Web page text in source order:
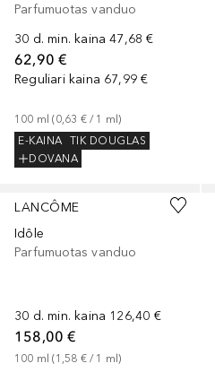
Parfumuotas vanduo
30 d. min. kaina 47,68 €
62,90 €
Reguliari kaina 67,99 €
100 ml (0,63 € / 1 ml)
E-KAINA
TIK DOUGLAS
DOVANA
LANCÔME
Idôle
Parfumuotas vanduo
30 d. min. kaina 126,40 €
158,00 €
100 ml (1,58 € / 1 ml)